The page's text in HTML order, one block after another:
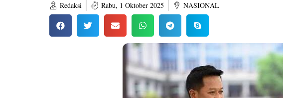
Redaksi Rabu, 1 Oktober 2025 NASIONAL